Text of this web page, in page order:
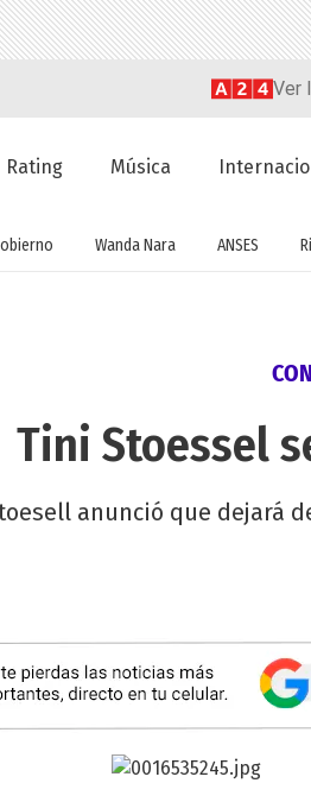
Ver
Rating Música
Wanda Nara ANSES
Tini Stoessel
anunció que dejará